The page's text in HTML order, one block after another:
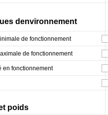
denvironnement
de fonctionnement
de fonctionnement
en fonctionnement
poids